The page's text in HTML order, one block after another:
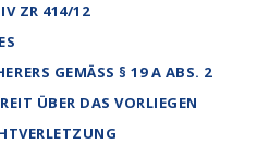
ZR 414/12
GEMÄSS § 19 A ABS. 2 S
ÜBER DAS VORLIEGEN E